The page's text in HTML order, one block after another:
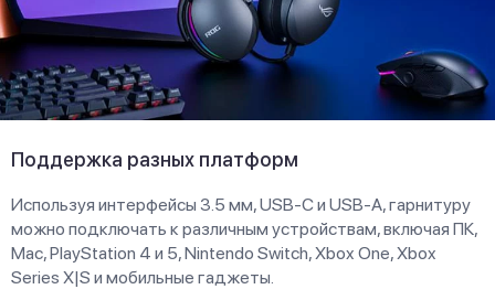
Поддержка разных платформ
Используя интерфейсы 3.5 мм, USB-C и USB-A, гарнитуру
можно подключать к различным устройствам, включая ПК,
Mac, PlayStation 4 и 5, Nintendo Switch, Xbox One, Xbox
Series X|S и мобильные гаджеты.